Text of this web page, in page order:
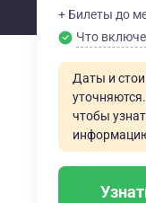
+ Билеты до
Что
Даты и
чтобы